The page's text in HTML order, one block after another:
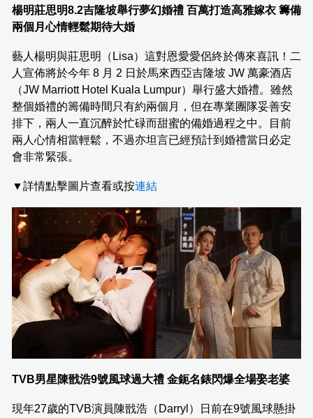
楊明莊思明8.2吉隆坡舉行夢幻婚禮 百萬打造高雅嫁衣 籌備
兩個月心情輕鬆期待大婚
藝人楊明與莊思明（Lisa）這對恩愛愛侶終於傳來喜訊！二
人宣佈將於今年 8 月 2 日於馬來西亞吉隆坡 JW 萬豪酒店
（JW Marriott Hotel Kuala Lumpur）舉行盛大婚禮。雖然
整個婚禮的籌備時間只有約兩個月，但在專業團隊妥善安
排下，兩人一直沉醉於忙碌而甜蜜的備婚過程之中。目前
兩人心情相當輕鬆，不過亦坦言已經預計到婚禮當日必定
會非常緊張。
▼詳情點擊圖片查看或按連結
TVB男星陳戩浩9號風球過大禮 金鈪名錶閃爆全場娶老婆
現年27歲的TVB演員陳戩浩（Darryl）日前在9號風球懸掛